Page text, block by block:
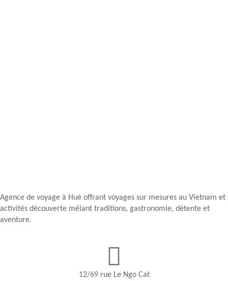
Agence de voyage à Hué offrant voyages sur mesures au Vietnam et
activités découverte mêlant traditions, gastronomie, détente et
aventure.
12/69 rue Le Ngo Cat